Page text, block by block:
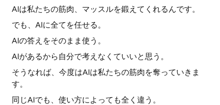
AIは私たちの筋肉、マッスルを鍛えてくれるんです。
でも、AIに全てを任せる。
AIの答えをそのまま使う。
AIがあるから自分で考えなくていいと思う。
そうなれば、今度はAIは私たちの筋肉を奪っていきま
す。
同じAIでも、使い方によっても全く違う。